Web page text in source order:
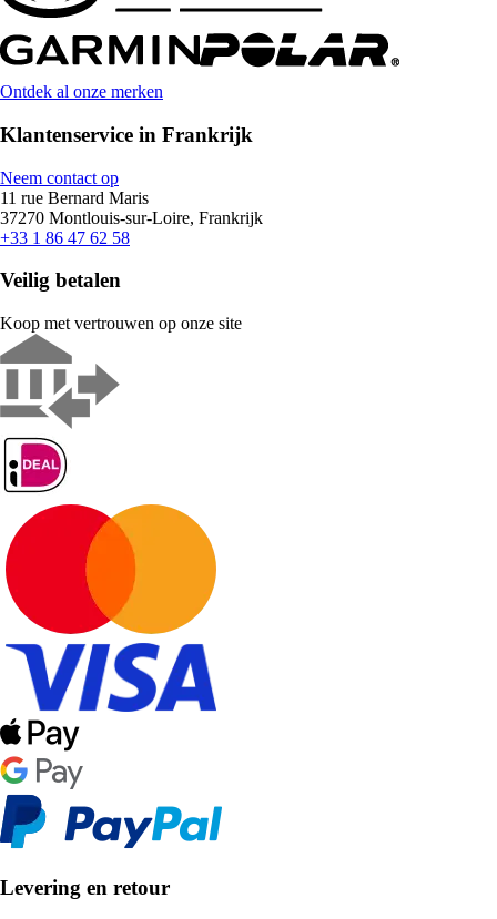
Ontdek al onze merken
Klantenservice in Frankrijk
Neem contact op
11 rue Bernard Maris
37270 Montlouis-sur-Loire, Frankrijk
+33 1 86 47 62 58
Veilig betalen
Koop met vertrouwen op onze site
Levering en retour